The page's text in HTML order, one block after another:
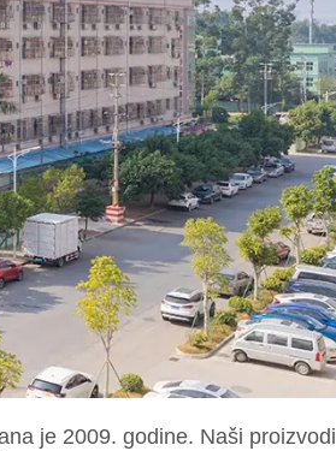
je 2009. godine. Naši proizvodi